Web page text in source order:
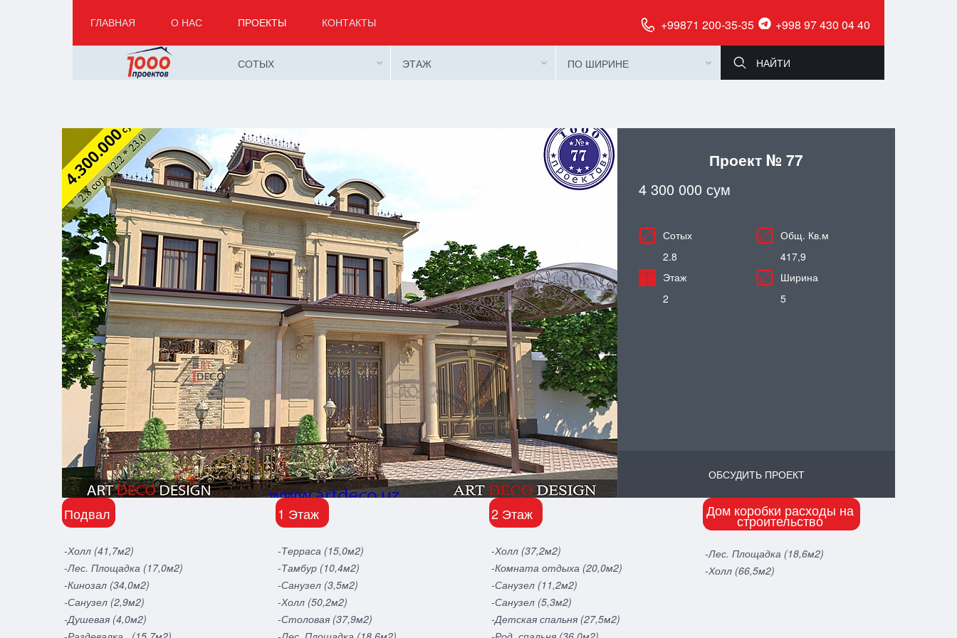
ГЛАВНАЯ О НАС ПРОЕКТЫ КОНТАКТЫ +99871 200-35-35 +998 97 430 04 40
СОТЫХ ЭТАЖ ПО ШИРИНЕ
Проект № 77
4 300 000 сум
Сотых
2.8
Общ. Кв.м
417,9
Этаж
2
Ширина
5
ОБСУДИТЬ ПРОЕКТ
Подвал
-Холл (41,7м2)
-Лес. Площадка (17,0м2)
-Кинозал (34,0м2)
-Санузел (2,9м2)
-Душевая (4,0м2)
1 Этаж
-Терраса (15,0м2)
-Тамбур (10,4м2)
-Санузел (3,5м2)
-Холл (50,2м2)
-Столовая (37,9м2)
2 Этаж
-Холл (37,2м2)
-Комната отдыха (20,0м2)
-Санузел (11,2м2)
-Санузел (5,3м2)
-Детская спальня (27,5м2)
Дом коробки расходы на
строительство
-Лес. Площадка (18,6м2)
-Холл (66,5м2)